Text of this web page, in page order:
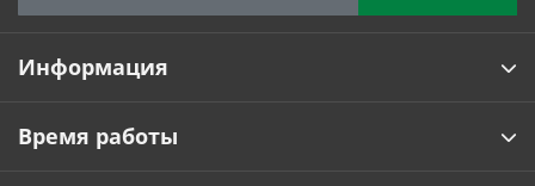
Информация
Время работы